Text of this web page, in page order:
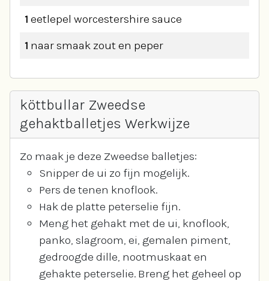
1 eetlepel worcestershire sauce
1 naar smaak zout en peper
köttbullar Zweedse
gehaktballetjes Werkwijze
Zo maak je deze Zweedse balletjes:
Snipper de ui zo fijn mogelijk.
Pers de tenen knoflook.
Hak de platte peterselie fijn.
Meng het gehakt met de ui, knoflook,
panko, slagroom, ei, gemalen piment,
gedroogde dille, nootmuskaat en
gehakte peterselie. Breng het geheel op